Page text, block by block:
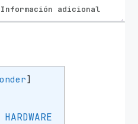
Información adicional
]